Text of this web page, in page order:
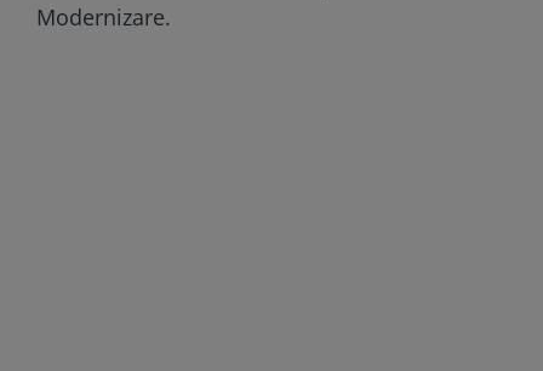
Modernizare.